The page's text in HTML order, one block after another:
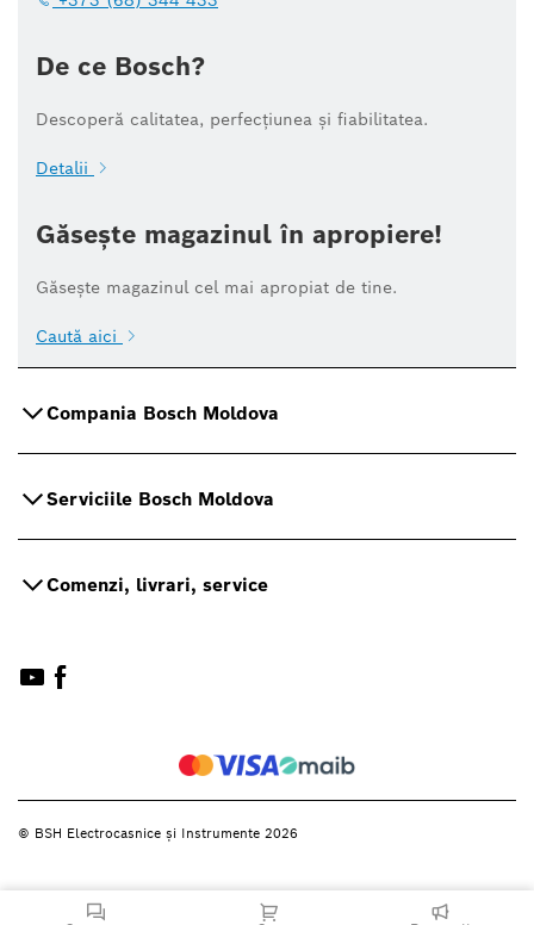
De ce Bosch?
Descoperă calitatea, perfecțiunea și fiabilitatea.
Detalii
Găsește magazinul în apropiere!
Găsește magazinul cel mai apropiat de tine.
Caută aici
Compania Bosch Moldova
Serviciile Bosch Moldova
Comenzi, livrari, service
© BSH Electrocasnice și Instrumente 2026